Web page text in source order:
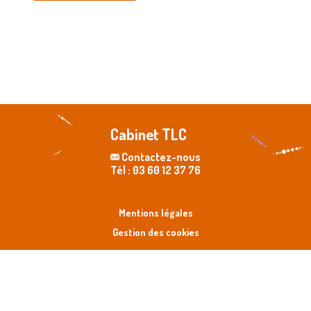
Cabinet TLC
Contactez-nous
Tél : 03 60 12 37 76
Mentions légales
Gestion des cookies